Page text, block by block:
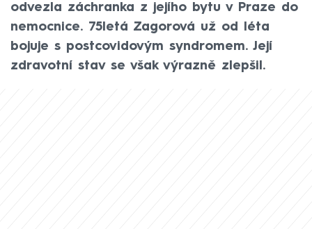
odvezla záchranka z jejího bytu v Praze do
nemocnice. 75letá Zagorová už od léta
bojuje s postcovidovým syndromem. Její
zdravotní stav se však výrazně zlepšil.